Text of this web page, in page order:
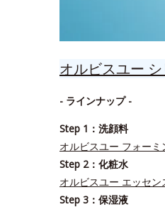
オルビスユー
- ラインナップ -
Step 1：洗顔料
オルビスユー フォーミ
Step 2：化粧水
オルビスユー エッセン
Step 3：保湿液